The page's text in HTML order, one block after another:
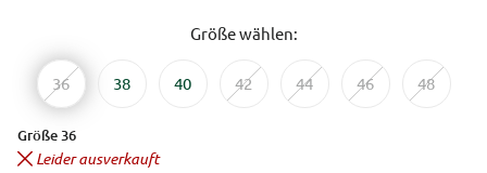
Größe wählen:
36 38 40 42 44 46 48
Größe 36
Leider ausverkauft